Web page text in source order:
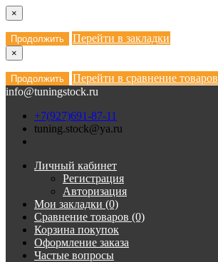
×
Продолжить Перейти в закладки
×
Продолжить
Перейти в сравнение товаров
info@tuningstock.ru
+7(927)691-87-11
tuning.stock@ya.ru
Личный кабинет
Регистрация
Авторизация
Мои закладки (0)
Сравнение товаров (0)
Корзина покупок
Оформление заказа
Частые вопросы